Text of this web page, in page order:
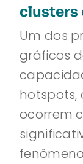
clusters
Um dos
gráficos
hotspots,
ocorrem